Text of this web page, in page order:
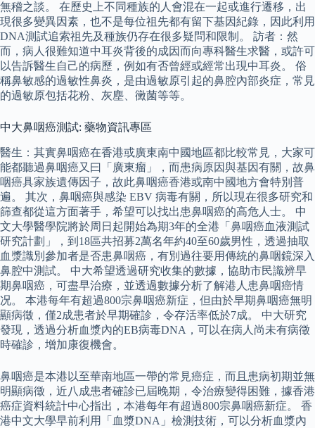
無稽之談。 在歷史上不同種族的人會混在一起或進行遷移，出
現很多變異因素，也不是每位祖先都有留下基因紀錄，因此利用
DNA測試追索祖先及種族仍存在很多疑問和限制。 訪者：然
而，病人很難知道中耳炎背後的成因而向專科醫生求醫，或許可
以告訴醫生自己的病歷，例如有否曾經或經常出現中耳炎。 俗
稱鼻敏感的過敏性鼻炎，是由過敏原引起的鼻腔內部炎症，常見
的過敏原包括花粉、灰塵、黴菌等等。
中大鼻咽癌測試: 藥物資訊專區
醫生：其實鼻咽癌在香港或廣東南中國地區都比較常見，大家可
能都聽過鼻咽癌又曰「廣東瘤」，而患病原因與基因有關，故鼻
咽癌具家族遺傳因子，故此鼻咽癌香港或南中國地方會特別普
遍。 其次，鼻咽癌與感染 EBV 病毒有關，所以現在很多研究和
篩查都從這方面著手，希望可以找出患鼻咽癌的高危人士。 中
文大學醫學院將於周日起開始為期3年的全港「鼻咽癌血液測試
研究計劃」，到18區共招募2萬名年約40至60歲男性，透過抽取
血漿識別參加者是否患鼻咽癌，有別過往要用傳統的鼻咽鏡深入
鼻腔中測試。 中大希望透過研究收集的數據，協助市民識辨早
期鼻咽癌，可盡早治療，並透過數據分析了解港人患鼻咽癌情
况。 本港每年有超過800宗鼻咽癌新症，但由於早期鼻咽癌無明
顯病徵，僅2成患者於早期確診，令存活率低於7成。 中大研究
發現，透過分析血漿內的EB病毒DNA，可以在病人尚未有病徵
時確診，增加康復機會。
鼻咽癌是本港以至華南地區一帶的常見癌症，而且患病初期並無
明顯病徵，近八成患者確診已屆晚期，令治療變得困難，據香港
癌症資料統計中心指出，本港每年有超過800宗鼻咽癌新症。 香
港中文大學早前利用「血漿DNA」檢測技術，可以分析血漿內